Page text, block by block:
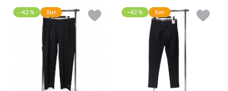
-42 % Хит -42 % Хит